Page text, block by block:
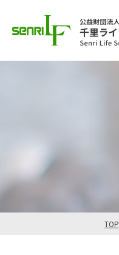
TOP